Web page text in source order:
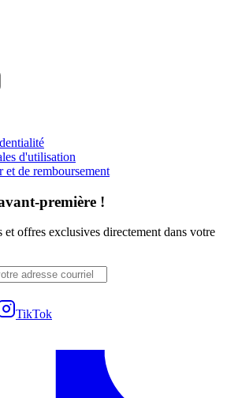
d'utilisation
et de remboursement
première !
et offres exclusives directement dans votre
TikTok